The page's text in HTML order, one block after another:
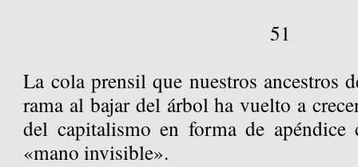
51
La cola prensil que nuestros ancestros
rama al bajar del árbol ha vuelto a
del capitalismo en forma de
«mano invisible».